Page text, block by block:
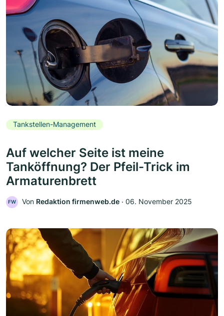
Tankstellen-Management
Auf welcher Seite ist meine
Tanköffnung? Der Pfeil-Trick im
Armaturenbrett
FW Von Redaktion firmenweb.de ‧ 06. November 2025